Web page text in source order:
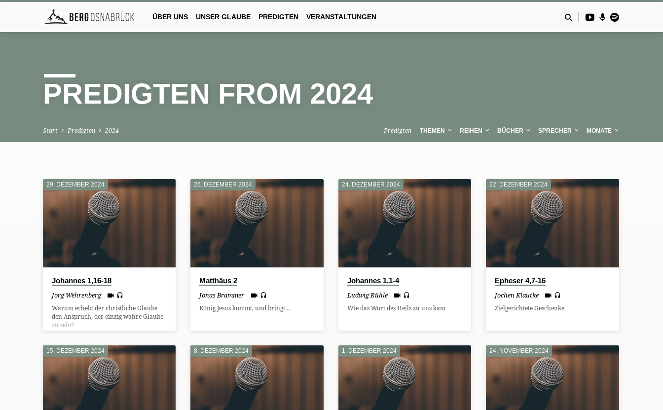
ÜBER UNS UNSER GLAUBE PREDIGTEN VERANSTALTUNGEN
PREDIGTEN FROM 2024
Start Predigten 2024 Predigten THEMEN REIHEN BÜCHER SPRECHER MONATE
PREDIGTEN
FROM
2024
29. DEZEMBER 2024
Johannes 1,16-18
Jörg Wehrenberg
Warum erhebt der christliche Glaube
den Anspruch, der einzig wahre Glaube
zu sein?
26. DEZEMBER 2024
Matthäus 2
Jonas Brammer
König Jesus kommt, und bringt…
24. DEZEMBER 2024
Johannes 1,1-4
Ludwig Rühle
Wie das Wort des Heils zu uns kam
22. DEZEMBER 2024
Epheser 4,7-16
Jochen Klautke
Zielgerichtete Geschenke
15. DEZEMBER 2024 8. DEZEMBER 2024 1. DEZEMBER 2024 24. NOVEMBER 2024